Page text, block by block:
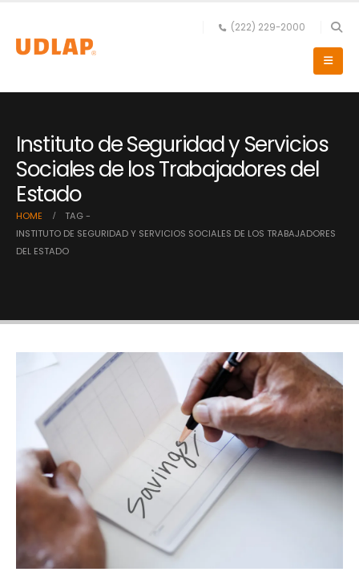
(222) 229-2000
Instituto de Seguridad y Servicios
Sociales de los Trabajadores del
Estado
HOME
TAG -
INSTITUTO DE SEGURIDAD Y SERVICIOS SOCIALES DE LOS TRABAJADORES
DEL ESTADO